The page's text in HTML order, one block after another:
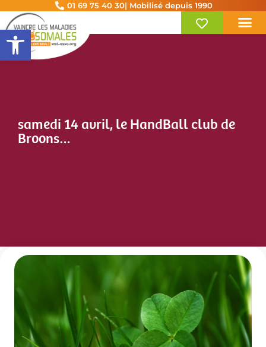
Ouvrir la barre d’outils
01 69 75 40 30| Mobilisé depuis 1990
samedi 14 avril, le HandBall club de
Broons…